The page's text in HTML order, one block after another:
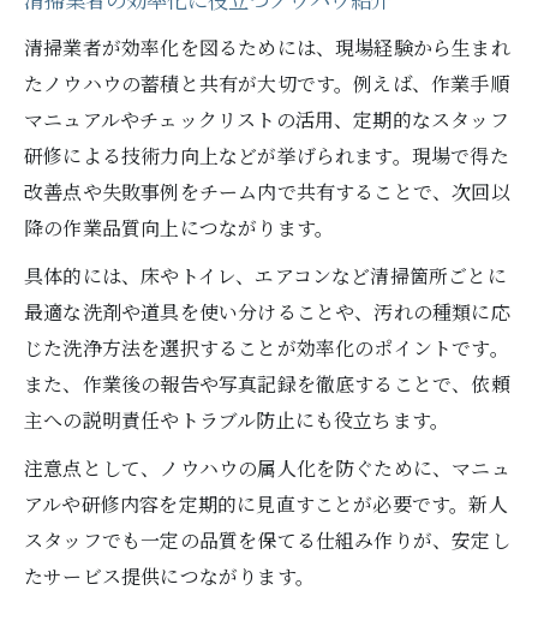
清掃業者が効率化を図るためには、現場経験から生まれ
たノウハウの蓄積と共有が大切です。例えば、作業手順
マニュアルやチェックリストの活用、定期的なスタッフ
研修による技術力向上などが挙げられます。現場で得た
改善点や失敗事例をチーム内で共有することで、次回以
降の作業品質向上につながります。
具体的には、床やトイレ、エアコンなど清掃箇所ごとに
最適な洗剤や道具を使い分けることや、汚れの種類に応
じた洗浄方法を選択することが効率化のポイントです。
また、作業後の報告や写真記録を徹底することで、依頼
主への説明責任やトラブル防止にも役立ちます。
注意点として、ノウハウの属人化を防ぐために、マニュ
アルや研修内容を定期的に見直すことが必要です。新人
スタッフでも一定の品質を保てる仕組み作りが、安定し
たサービス提供につながります。